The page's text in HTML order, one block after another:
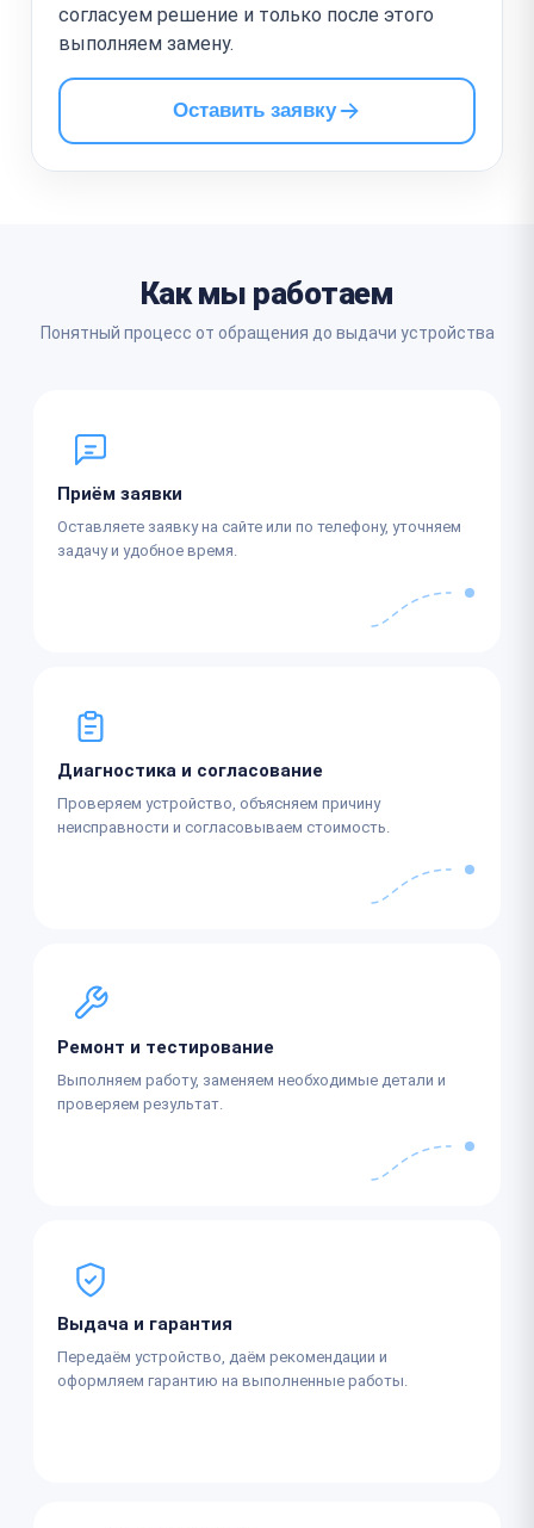
согласуем решение и только после этого
выполняем замену.
Оставить заявку
Как мы работаем
Понятный процесс от обращения до выдачи устройства
Приём заявки
Оставляете заявку на сайте или по телефону, уточняем
задачу и удобное время.
Диагностика и согласование
Проверяем устройство, объясняем причину
неисправности и согласовываем стоимость.
Ремонт и тестирование
Выполняем работу, заменяем необходимые детали и
проверяем результат.
Выдача и гарантия
Передаём устройство, даём рекомендации и
оформляем гарантию на выполненные работы.